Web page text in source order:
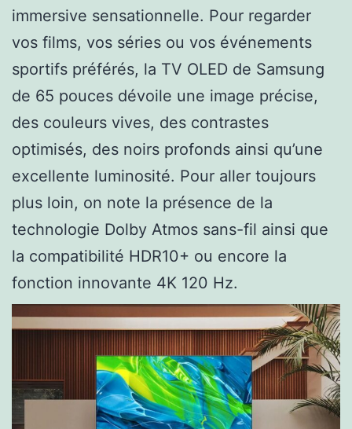
immersive sensationnelle. Pour regarder
vos films, vos séries ou vos événements
sportifs préférés, la TV OLED de Samsung
de 65 pouces dévoile une image précise,
des couleurs vives, des contrastes
optimisés, des noirs profonds ainsi qu’une
excellente luminosité. Pour aller toujours
plus loin, on note la présence de la
technologie Dolby Atmos sans-fil ainsi que
la compatibilité HDR10+ ou encore la
fonction innovante 4K 120 Hz.